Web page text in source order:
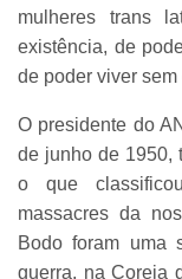
mulheres trans
existência, de
de poder viver
O presidente do
de junho de 1950,
o que
massacres da
Bodo foram uma
guerra, na Coreia